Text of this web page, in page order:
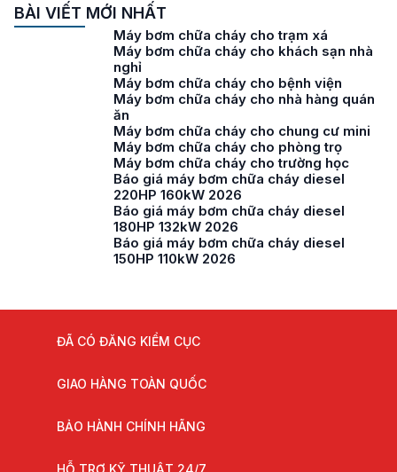
BÀI VIẾT MỚI NHẤT
Máy bơm chữa cháy cho trạm xá
Máy bơm chữa cháy cho khách sạn nhà
nghỉ
Máy bơm chữa cháy cho bệnh viện
Máy bơm chữa cháy cho nhà hàng quán
ăn
Máy bơm chữa cháy cho chung cư mini
Máy bơm chữa cháy cho phòng trọ
Máy bơm chữa cháy cho trường học
Báo giá máy bơm chữa cháy diesel
220HP 160kW 2026
Báo giá máy bơm chữa cháy diesel
180HP 132kW 2026
Báo giá máy bơm chữa cháy diesel
150HP 110kW 2026
ĐÃ CÓ ĐĂNG KIỂM CỤC
GIAO HÀNG TOÀN QUỐC
BẢO HÀNH CHÍNH HÃNG
HỖ TRỢ KỸ THUẬT 24/7